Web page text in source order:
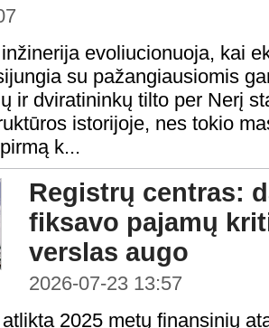
evoliucionuoja, kai
su pažangiausiomis
ir dviratininkų tilto per Nerį
istorijoje, nes tokio
k...
Registrų centras:
fiksavo pajamų
verslas augo
2026-07-23 13:57
2025 metų finansinių